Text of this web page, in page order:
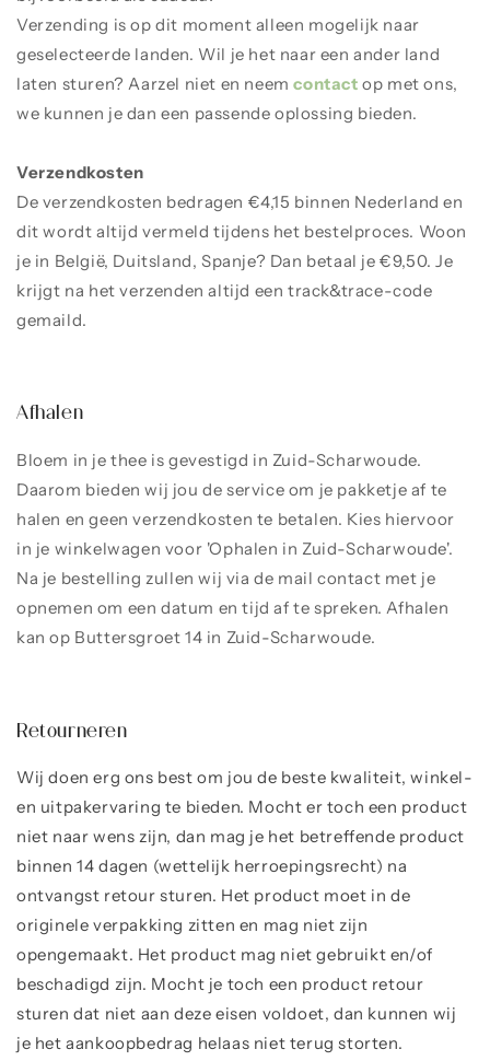
Verzending is op dit moment alleen mogelijk naar
geselecteerde landen. Wil je het naar een ander land
laten sturen? Aarzel niet en neem contact op met ons,
we kunnen je dan een passende oplossing bieden.
Verzendkosten
De verzendkosten bedragen €4,15 binnen Nederland en
dit wordt altijd vermeld tijdens het bestelproces. Woon
je in België, Duitsland, Spanje? Dan betaal je €9,50. Je
krijgt na het verzenden altijd een track&trace-code
gemaild.
Afhalen
Bloem in je thee is gevestigd in Zuid-Scharwoude.
Daarom bieden wij jou de service om je pakketje af te
halen en geen verzendkosten te betalen. Kies hiervoor
in je winkelwagen voor 'Ophalen in Zuid-Scharwoude'.
Na je bestelling zullen wij via de mail contact met je
opnemen om een datum en tijd af te spreken. Afhalen
kan op Buttersgroet 14 in Zuid-Scharwoude.
Retourneren
Wij doen erg ons best om jou de beste kwaliteit, winkel-
en uitpakervaring te bieden. Mocht er toch een product
niet naar wens zijn, dan mag je het betreffende product
binnen 14 dagen (wettelijk herroepingsrecht) na
ontvangst retour sturen. Het product moet in de
originele verpakking zitten en mag niet zijn
opengemaakt. Het product mag niet gebruikt en/of
beschadigd zijn. Mocht je toch een product retour
sturen dat niet aan deze eisen voldoet, dan kunnen wij
je het aankoopbedrag helaas niet terug storten.